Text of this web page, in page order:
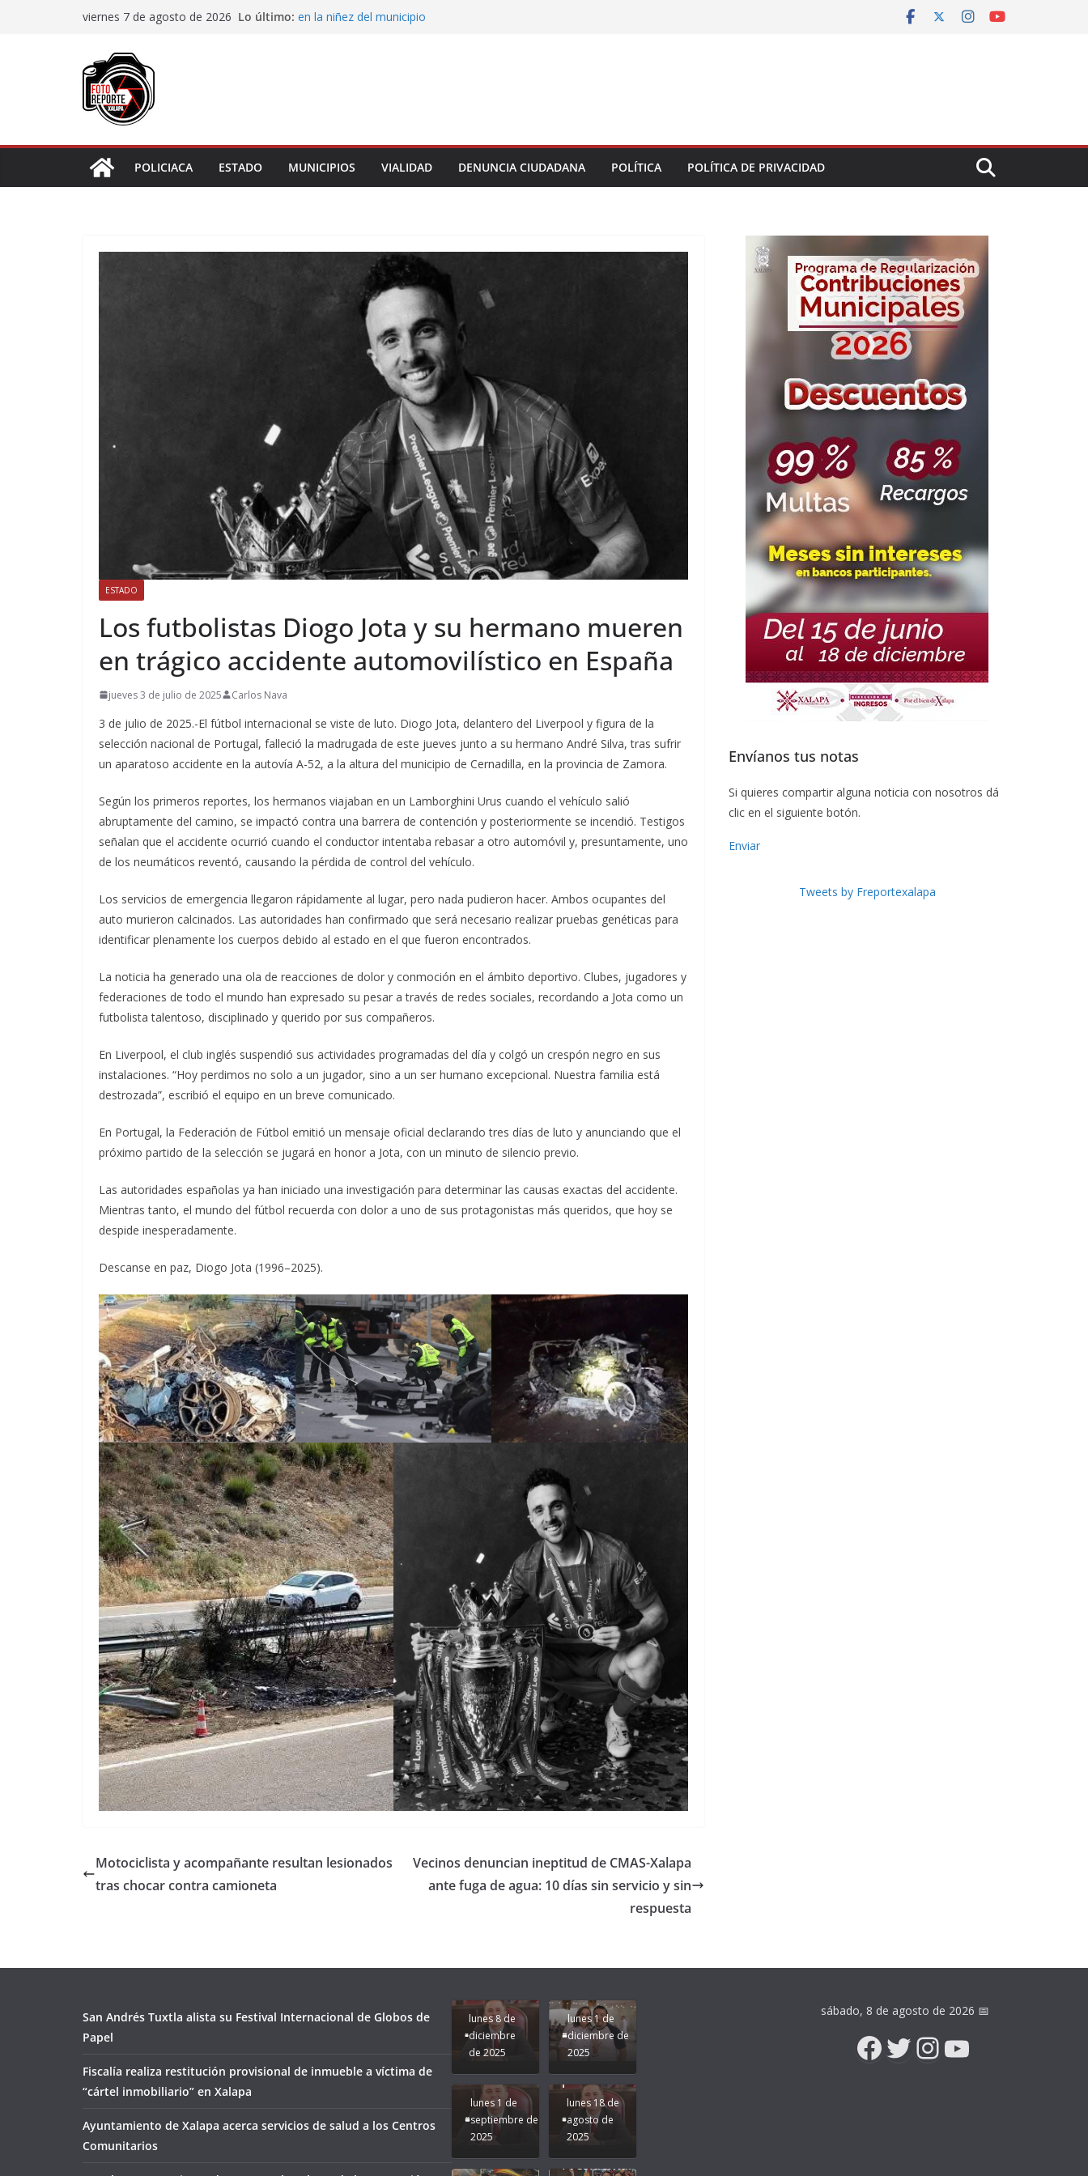
viernes 7 de agosto de 2026 Lo último: Impulsa Ayuntamiento de Veracruz la cultura de la prevención
Ayuntamiento de Xalapa acerca servicios de salud a los
Centros Comunitarios
POLICIACA ESTADO MUNICIPIOS VIALIDAD DENUNCIA CIUDADANA POLÍTICA POLÍTICA DE PRIVACIDAD
ESTADO
Los futbolistas Diogo Jota y su hermano mueren
en trágico accidente automovilístico en España
jueves 3 de julio de 2025 Carlos Nava
3 de julio de 2025.-El fútbol internacional se viste de luto. Diogo Jota, delantero del Liverpool y figura de la
selección nacional de Portugal, falleció la madrugada de este jueves junto a su hermano André Silva, tras sufrir
un aparatoso accidente en la autovía A-52, a la altura del municipio de Cernadilla, en la provincia de Zamora.
Según los primeros reportes, los hermanos viajaban en un Lamborghini Urus cuando el vehículo salió
abruptamente del camino, se impactó contra una barrera de contención y posteriormente se incendió. Testigos
señalan que el accidente ocurrió cuando el conductor intentaba rebasar a otro automóvil y, presuntamente, uno
de los neumáticos reventó, causando la pérdida de control del vehículo.
Los servicios de emergencia llegaron rápidamente al lugar, pero nada pudieron hacer. Ambos ocupantes del
auto murieron calcinados. Las autoridades han confirmado que será necesario realizar pruebas genéticas para
identificar plenamente los cuerpos debido al estado en el que fueron encontrados.
La noticia ha generado una ola de reacciones de dolor y conmoción en el ámbito deportivo. Clubes, jugadores y
federaciones de todo el mundo han expresado su pesar a través de redes sociales, recordando a Jota como un
futbolista talentoso, disciplinado y querido por sus compañeros.
En Liverpool, el club inglés suspendió sus actividades programadas del día y colgó un crespón negro en sus
instalaciones. “Hoy perdimos no solo a un jugador, sino a un ser humano excepcional. Nuestra familia está
destrozada”, escribió el equipo en un breve comunicado.
En Portugal, la Federación de Fútbol emitió un mensaje oficial declarando tres días de luto y anunciando que el
próximo partido de la selección se jugará en honor a Jota, con un minuto de silencio previo.
Las autoridades españolas ya han iniciado una investigación para determinar las causas exactas del accidente.
Mientras tanto, el mundo del fútbol recuerda con dolor a uno de sus protagonistas más queridos, que hoy se
despide inesperadamente.
Descanse en paz, Diogo Jota (1996–2025).
Motociclista y acompañante resultan lesionados
tras chocar contra camioneta
Vecinos denuncian ineptitud de CMAS-Xalapa
ante fuga de agua: 10 días sin servicio y sin
respuesta
Envíanos tus notas
Si quieres compartir alguna noticia con nosotros dá
clic en el siguiente botón.
Enviar
Tweets by Freportexalapa
San Andrés Tuxtla alista su Festival Internacional de Globos de
Papel
Fiscalía realiza restitución provisional de inmueble a víctima de
“cártel inmobiliario” en Xalapa
Ayuntamiento de Xalapa acerca servicios de salud a los Centros
Comunitarios
lunes 8 de
diciembre
de 2025
lunes 1 de
diciembre de
2025
Apoyo y
Seguimos la
Ruta que
Marca
Nuestra
Rocío Nahle.
lunes 1 de
septiembre de
2025
Pongamos
de moda;
San
Andrés
Tuxtla
presente.
lunes 18 de
agosto de
2025
Difamación
Presidenta!
sábado, 8 de agosto de 2026 📅
Facebook
Twitter
Instagram
YouTube